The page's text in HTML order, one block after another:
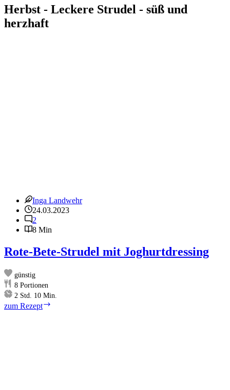
Herbst - Leckere Strudel - süß und
herzhaft
Inga Landwehr
24.03.2023
2
8 Min
Rote-Bete-Strudel mit Joghurtdressing
günstig
8 Portionen
2 Stunden
Std. 10Minuten
Min.
zum Rezept